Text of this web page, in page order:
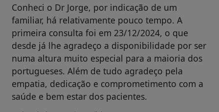
Conheci o Dr Jorge, por indicação de um
familiar, há relativamente pouco tempo. A
primeira consulta foi em 23/12/2024, o que
desde já lhe agradeço a disponibilidade por ser
numa altura muito especial para a maioria dos
portugueses. Além de tudo agradeço pela
empatia, dedicação e comprometimento com a
saúde e bem estar dos pacientes.